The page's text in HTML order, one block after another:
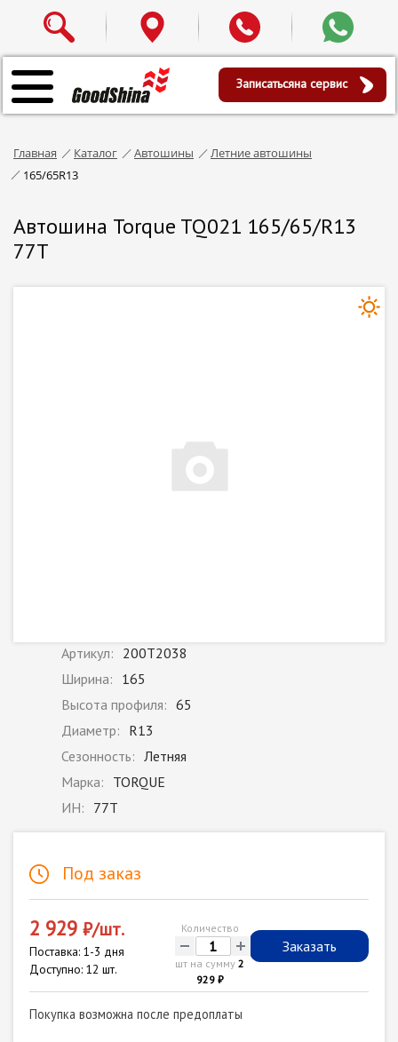
Записатьсяна сервис
Главная Каталог Автошины
Летние автошины
165/65R13
Автошина Torque TQ021 165/65/R13
77T
Артикул: 200T2038
Ширина: 165
Высота профиля: 65
Диаметр: R13
Сезонность: Летняя
Марка: TORQUE
ИН: 77T
Под заказ
2 929 ₽/шт.
Поставка: 1-3 дня
Доступно: 12 шт.
Количество
- +
шт на сумму2
929 ₽
Заказать
Покупка возможна после предоплаты